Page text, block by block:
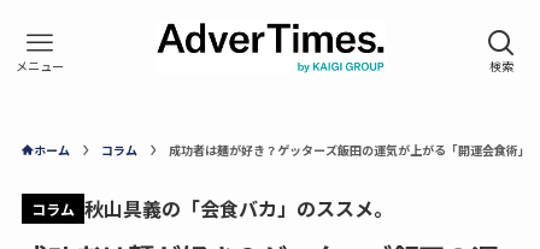
ホーム コラム 成功者は麺が好き？ゲッターズ飯田の運気が上がる「開運会食術」
コラム 秋山具義の「会食バカ」のススメ。